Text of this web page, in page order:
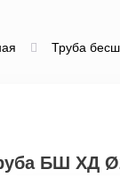
Труба
БШ ХД